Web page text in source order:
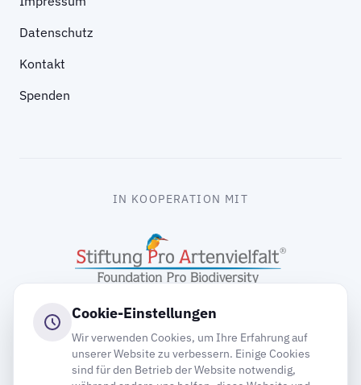
Datenschutz
Kontakt
Spenden
IN KOOPERATION MIT
Cookie-Einstellungen
Wir verwenden Cookies, um Ihre Erfahrung auf
unserer Website zu verbessern. Einige Cookies
sind für den Betrieb der Website notwendig,